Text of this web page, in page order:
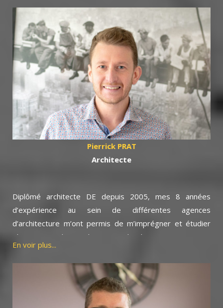
Ces connaissances m’aident aujourd’hui à comprendre et
à répondre au mieux à vos interrogations qu’elles soient
d’ordre techniques ou financières voir organisationnelles
pour vous conseiller et concrétiser votre projet.
Le savoir-faire acquis auprès d’Alain Goutagny, m’a
également permis d’intégrer toutes les facettes
réglementaires, administratives, urbanistiques et
environnementales nécessaires pour élaborer ensemble
votre projet.
Pierrick PRAT
Architecte
Diplômé architecte DE depuis 2005, mes 8 années
d’expérience au sein de différentes agences
d’architecture m’ont permis de m’imprégner et étudier
plusieurs typologies de projets d’architecture mais aussi
de concevoir de nombreux projets dans le secteur de
l’habitat. Fort de ceci, j’ai créé mon entreprise Pierrick
PRAT Architecte en 2012.
Avec Bati Travaux Conseil, nous travaillons en lien
permanent au sein des mêmes locaux afin de définir et
En voir plus...